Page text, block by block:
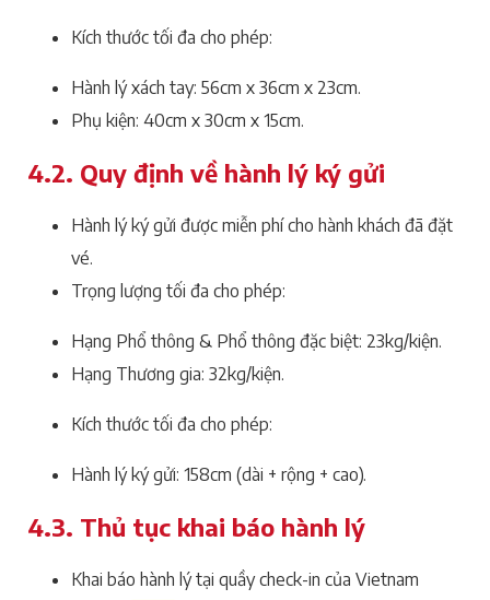
Kích thước tối đa cho phép:
Hành lý xách tay: 56cm x 36cm x 23cm.
Phụ kiện: 40cm x 30cm x 15cm.
4.2. Quy định về hành lý ký gửi
Hành lý ký gửi được miễn phí cho hành khách đã đặt
vé.
Trọng lượng tối đa cho phép:
Hạng Phổ thông & Phổ thông đặc biệt: 23kg/kiện.
Hạng Thương gia: 32kg/kiện.
Kích thước tối đa cho phép:
Hành lý ký gửi: 158cm (dài + rộng + cao).
4.3. Thủ tục khai báo hành lý
Khai báo hành lý tại quầy check-in của Vietnam